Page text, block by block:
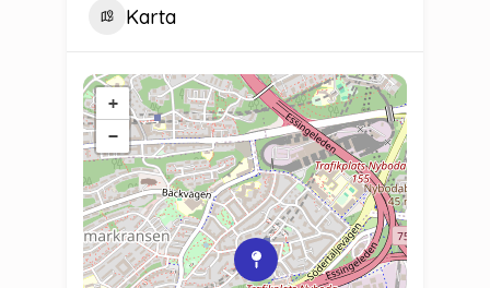
Karta
+
−